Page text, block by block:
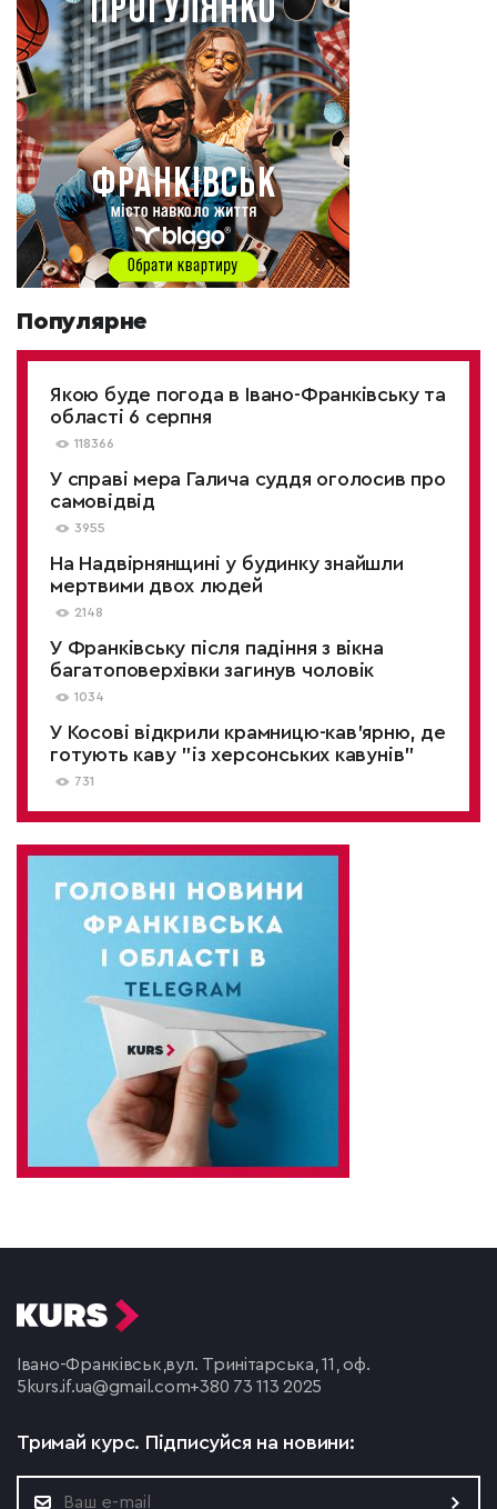
Популярне
Якою буде погода в Івано-Франківську та
області 6 серпня
118366
У справі мера Галича суддя оголосив про
самовідвід
3955
На Надвірнянщині у будинку знайшли
мертвими двох людей
2148
У Франківську після падіння з вікна
багатоповерхівки загинув чоловік
1034
У Косові відкрили крамницю-кав'ярню, де
готують каву "із херсонських кавунів"
731
Івано-Франківськ, вул. Тринітарська, 11, оф.
5 kurs.if.ua@gmail.com+380 73 113 2025
Тримай курс. Підписуйся на новини: